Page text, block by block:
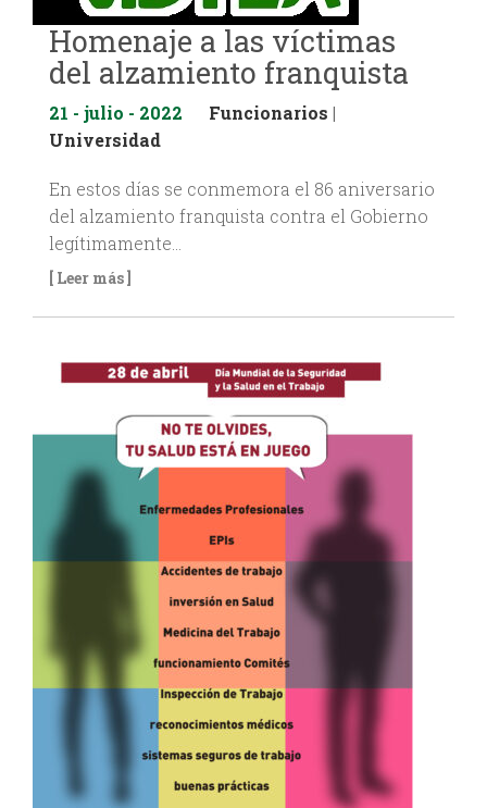
Homenaje a las víctimas
del alzamiento franquista
21 - julio - 2022 Funcionarios |
Universidad
En estos días se conmemora el 86 aniversario
del alzamiento franquista contra el Gobierno
legítimamente…
[ Leer más ]